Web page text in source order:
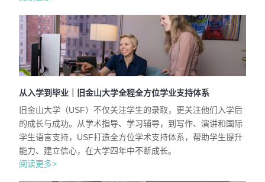
从入学到毕业｜旧金山大学全程全方位学业支持体系
旧金山大学（USF）不仅关注学生的录取，更关注他们入学后
的成长与成功。从学术指导、学习辅导，到写作、演讲和国际
学生语言支持，USF打造全方位学术支持体系，帮助学生提升
能力、建立信心，在大学四年中不断成长。
阅读更多>